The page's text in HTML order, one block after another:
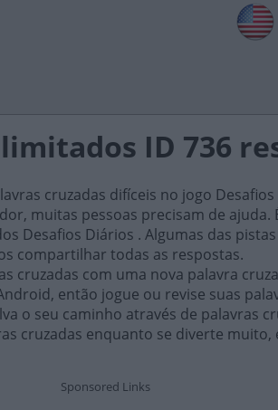
ID 736
cruzadas difíceis no jogo
muitas pessoas precisam de
Desafios Diários . Algumas das
compartilhar todas as respostas.
cruzadas com uma nova palavra
então jogue ou revise suas
o seu caminho através de palavras
cruzadas enquanto se diverte muito,